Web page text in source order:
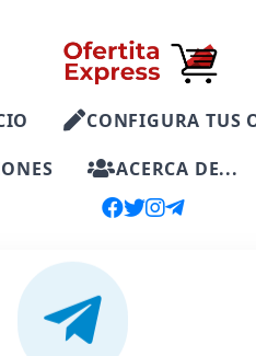
CONFIGURA TUS
ACERCA DE...